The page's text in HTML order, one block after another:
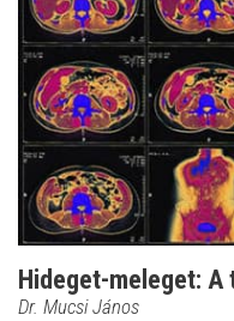
Hideget-meleget: A
Dr. Mucsi János